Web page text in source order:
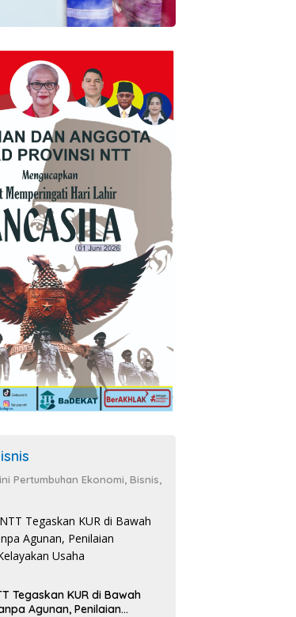
Pertumbuhan Ekonomi, Bisnis,
Tegaskan KUR di Bawah
Agunan, Penilaian